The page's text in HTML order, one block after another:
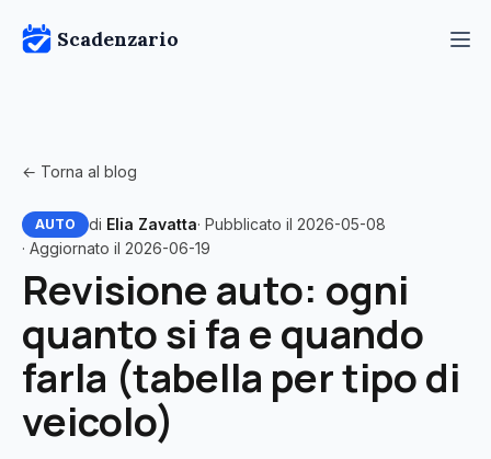
Scadenzario
← Torna al blog
AUTO di Elia Zavatta· Pubblicato il 2026-05-08
· Aggiornato il 2026-06-19
Revisione auto: ogni
quanto si fa e quando
farla (tabella per tipo di
veicolo)